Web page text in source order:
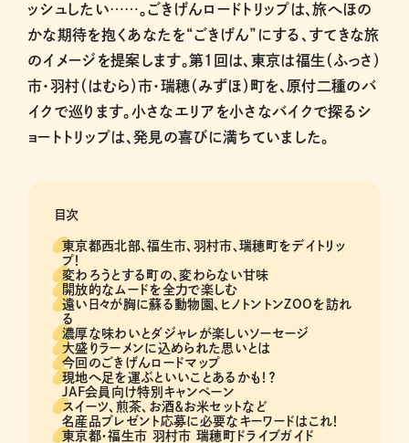
ッシュしたい……。ごきげんロードトリップは、旅へほの
かな期待を抱くあなたを“ごきげん”にする、すてきな旅
のイメージを提案します。第１回は、東京は福生（ふっさ）
市・羽村（はむら）市・瑞穂（みずほ）町を、原付二種のバ
イクで巡ります。小さなエリアを小さなバイクで探るシ
ョートトリップは、発見の喜びに満ちていました。
目次
東京都西北部、福生市、羽村市、瑞穂町をデイトリッ
プ！
変わろうとする町の、変わらない甘味
開放的なムードを全力で楽しむ
遠い日々が胸に蘇る動物園、ヒノトントンZOOを訪れ
る
濃厚な味わいとダジャレが楽しいソーセージ
大盛りラーメンに込められた思いとは
今回のごきげんロードマップ
現地へ足を運ぶといいことあるかも！？
JAF会員向け特別キャンペーン
スイーツ、煎茶、お酒＆お米セットなど
名産品プレゼント応募に必要なキーワードはこれ！
東京都・福生市 羽村市 瑞穂町ドライブガイド